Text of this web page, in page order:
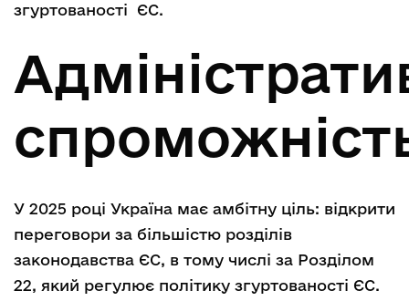
згуртованості ЄС.
У 2025 році Україна має амбітну ціль: відкрити
переговори за більшістю розділів
законодавства ЄС, в тому числі за Розділом
22, який регулює політику згуртованості ЄС.